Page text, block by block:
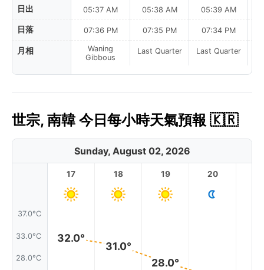
日出
日落
月相
05:37 AM
07:36 PM
Waning
Gibbous
05:38 AM
07:35 PM
Last Quarter
05:39 AM
07:34 PM
Last Quarter
世宗, 南韓 今日每小時天氣預報 🇰🇷
Sunday, August 02, 2026
37.0°C
33.0°C
28.0°C
17
32.0°
18
31.0°
19
28.0°
20